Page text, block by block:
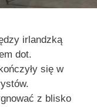
irlandzką
dot.
się w
z blisko